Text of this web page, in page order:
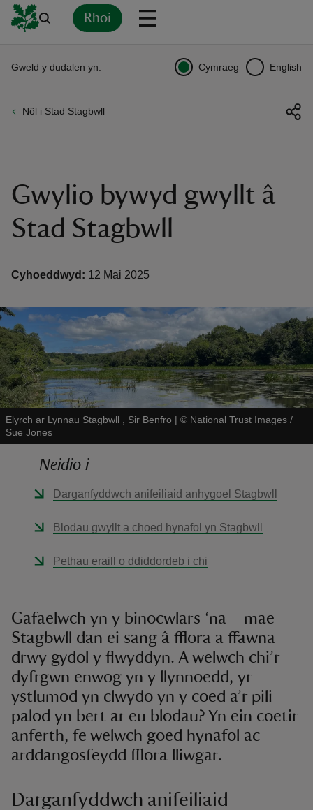
Rhoi
Nôl i Stad Stagbwll
Gweld y dudalen yn: Cymraeg English
Gwylio bywyd gwyllt â
Stad Stagbwll
Cyhoeddwyd: 12 Mai 2025
Elyrch ar Lynnau Stagbwll , Sir Benfro | © National Trust Images /
Sue Jones
Neidio i
Darganfyddwch anifeiliaid anhygoel Stagbwll
Blodau gwyllt a choed hynafol yn Stagbwll
Pethau eraill o ddiddordeb i chi
Gafaelwch yn y binocwlars ‘na – mae
Stagbwll dan ei sang â fflora a ffawna
drwy gydol y flwyddyn. A welwch chi’r
dyfrgwn enwog yn y llynnoedd, yr
ystlumod yn clwydo yn y coed a’r pili-
palod yn bert ar eu blodau? Yn ein coetir
anferth, fe welwch goed hynafol ac
arddangosfeydd fflora lliwgar.
Darganfyddwch anifeiliaid